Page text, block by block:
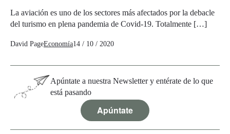
La aviación es uno de los sectores más afectados por la debacle
del turismo en plena pandemia de Covid-19. Totalmente […]
David PageEconomía14 / 10 / 2020
Apúntate a nuestra Newsletter y entérate de lo que
está pasando
Apúntate